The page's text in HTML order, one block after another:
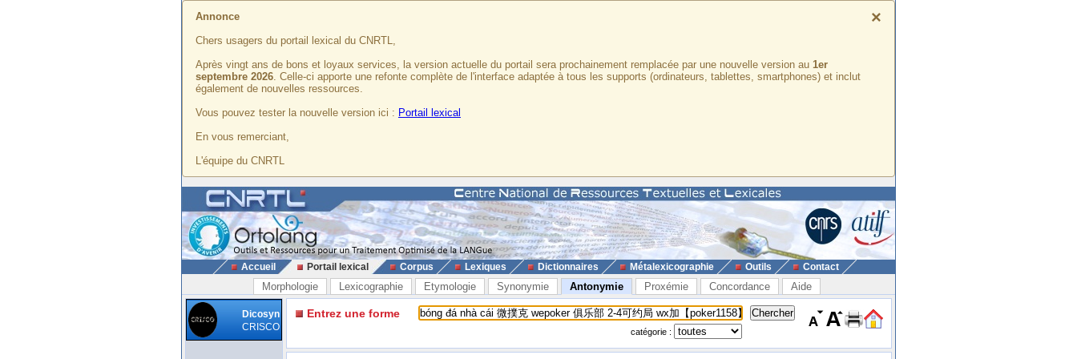
×
Annonce
Chers usagers du portail lexical du CNRTL,
Après vingt ans de bons et loyaux services, la version actuelle du portail sera prochainement remplacée par une nouvelle version au 1er
septembre 2026. Celle-ci apporte une refonte complète de l'interface adaptée à tous les supports (ordinateurs, tablettes, smartphones) et inclut
également de nouvelles ressources.
Vous pouvez tester la nouvelle version ici : Portail lexical
En vous remerciant,
L'équipe du CNRTL
Accueil Portail lexical Corpus Lexiques Dictionnaires Métalexicographie Outils Contact
Morphologie Lexicographie Etymologie Synonymie Antonymie Proxémie Concordance Aide
Dicosyn
CRISCO
Entrez une forme
catégorie :